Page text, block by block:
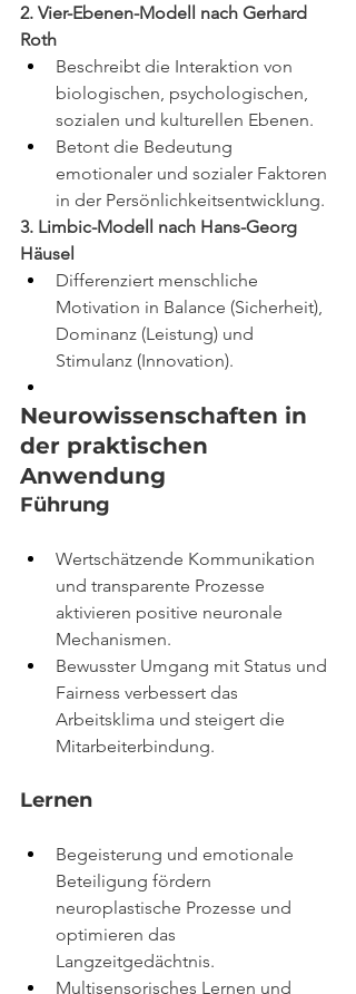
2. Vier-Ebenen-Modell nach Gerhard
Roth
Beschreibt die Interaktion von
biologischen, psychologischen,
sozialen und kulturellen Ebenen.
Betont die Bedeutung
emotionaler und sozialer Faktoren
in der Persönlichkeitsentwicklung.
3. Limbic-Modell nach Hans-Georg
Häusel
Differenziert menschliche
Motivation in Balance (Sicherheit),
Dominanz (Leistung) und
Stimulanz (Innovation).
Neurowissenschaften in
der praktischen
Anwendung
Führung
Wertschätzende Kommunikation
und transparente Prozesse
aktivieren positive neuronale
Mechanismen.
Bewusster Umgang mit Status und
Fairness verbessert das
Arbeitsklima und steigert die
Mitarbeiterbindung.
Lernen
Begeisterung und emotionale
Beteiligung fördern
neuroplastische Prozesse und
optimieren das
Langzeitgedächtnis.
Multisensorisches Lernen und